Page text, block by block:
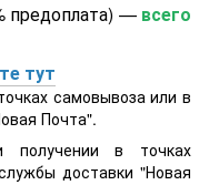
предоплата) — всего
тут
самовывоза или в
Почта".
получении в точках
доставки "Новая